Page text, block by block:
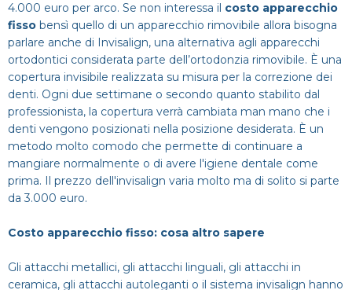
4.000 euro per arco. Se non interessa il costo apparecchio
fisso bensì quello di un apparecchio rimovibile allora bisogna
parlare anche di Invisalign, una alternativa agli apparecchi
ortodontici considerata parte dell’ortodonzia rimovibile. È una
copertura invisibile realizzata su misura per la correzione dei
denti. Ogni due settimane o secondo quanto stabilito dal
professionista, la copertura verrà cambiata man mano che i
denti vengono posizionati nella posizione desiderata. È un
metodo molto comodo che permette di continuare a
mangiare normalmente o di avere l'igiene dentale come
prima. Il prezzo dell'invisalign varia molto ma di solito si parte
da 3.000 euro.
Costo apparecchio fisso: cosa altro sapere
Gli attacchi metallici, gli attacchi linguali, gli attacchi in
ceramica, gli attacchi autoleganti o il sistema invisalign hanno